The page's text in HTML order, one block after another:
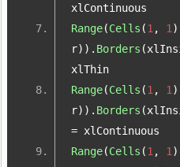
xlContinuous
Range(Cells (1 , 1
r)). Borders (
xlThin
Range(Cells (1 , 1
r)). Borders (
= xlContinuous
Range(Cells (1 , 1